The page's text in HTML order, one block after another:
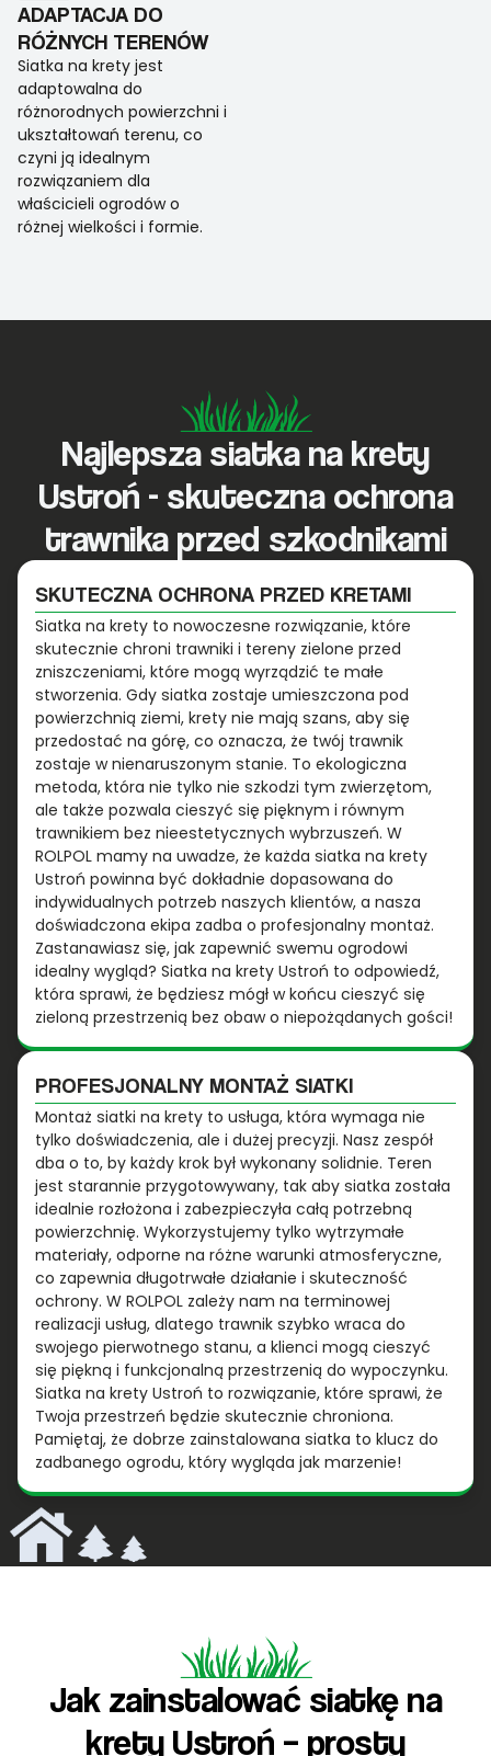
ADAPTACJA DO
RÓŻNYCH TERENÓW
Siatka na krety jest
adaptowalna do
różnorodnych powierzchni i
ukształtowań terenu, co
czyni ją idealnym
rozwiązaniem dla
właścicieli ogrodów o
różnej wielkości i formie.
Najlepsza siatka na krety
Ustroń - skuteczna ochrona
trawnika przed szkodnikami
SKUTECZNA OCHRONA PRZED KRETAMI
Siatka na krety to nowoczesne rozwiązanie, które
skutecznie chroni trawniki i tereny zielone przed
zniszczeniami, które mogą wyrządzić te małe
stworzenia. Gdy siatka zostaje umieszczona pod
powierzchnią ziemi, krety nie mają szans, aby się
przedostać na górę, co oznacza, że twój trawnik
zostaje w nienaruszonym stanie. To ekologiczna
metoda, która nie tylko nie szkodzi tym zwierzętom,
ale także pozwala cieszyć się pięknym i równym
trawnikiem bez nieestetycznych wybrzuszeń. W
ROLPOL mamy na uwadze, że każda siatka na krety
Ustroń powinna być dokładnie dopasowana do
indywidualnych potrzeb naszych klientów, a nasza
doświadczona ekipa zadba o profesjonalny montaż.
Zastanawiasz się, jak zapewnić swemu ogrodowi
idealny wygląd? Siatka na krety Ustroń to odpowiedź,
która sprawi, że będziesz mógł w końcu cieszyć się
zieloną przestrzenią bez obaw o niepożądanych gości!
PROFESJONALNY MONTAŻ SIATKI
Montaż siatki na krety to usługa, która wymaga nie
tylko doświadczenia, ale i dużej precyzji. Nasz zespół
dba o to, by każdy krok był wykonany solidnie. Teren
jest starannie przygotowywany, tak aby siatka została
idealnie rozłożona i zabezpieczyła całą potrzebną
powierzchnię. Wykorzystujemy tylko wytrzymałe
materiały, odporne na różne warunki atmosferyczne,
co zapewnia długotrwałe działanie i skuteczność
ochrony. W ROLPOL zależy nam na terminowej
realizacji usług, dlatego trawnik szybko wraca do
swojego pierwotnego stanu, a klienci mogą cieszyć
się piękną i funkcjonalną przestrzenią do wypoczynku.
Siatka na krety Ustroń to rozwiązanie, które sprawi, że
Twoja przestrzeń będzie skutecznie chroniona.
Pamiętaj, że dobrze zainstalowana siatka to klucz do
zadbanego ogrodu, który wygląda jak marzenie!
Jak zainstalować siatkę na
krety Ustroń – prosty